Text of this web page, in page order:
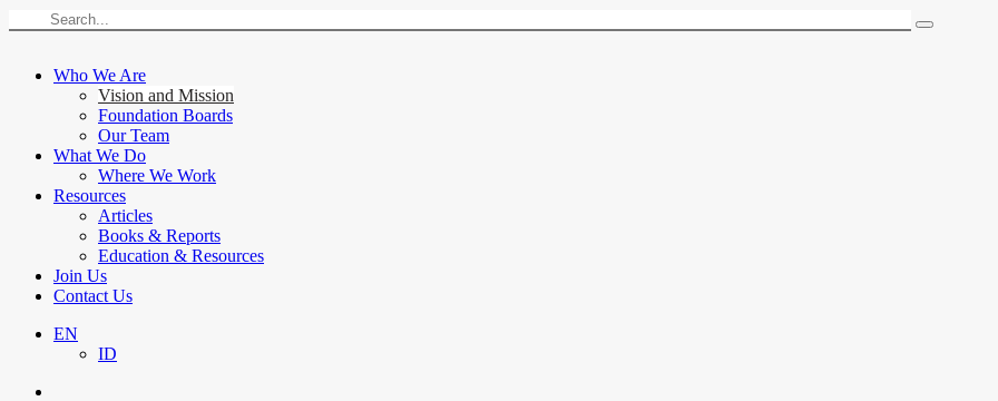
Who We Are
Vision and Mission
Foundation Boards
Our Team
What We Do
Where We Work
Resources
Articles
Books & Reports
Education & Resources
Join Us
Contact Us
EN
ID